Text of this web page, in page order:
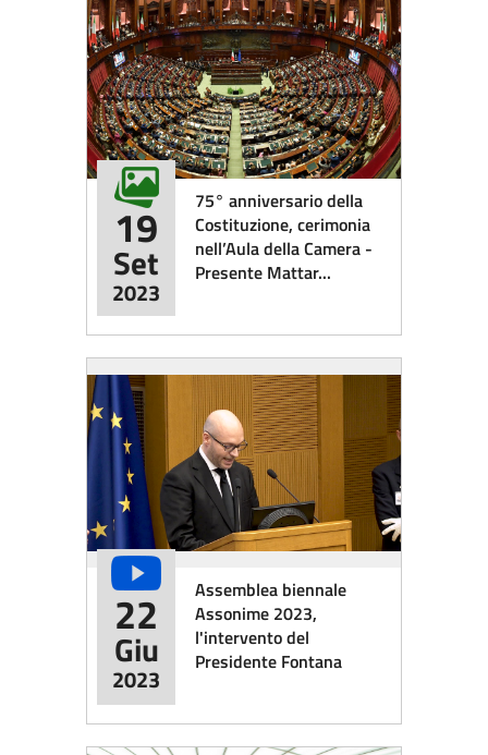
75° anniversario della
Costituzione, cerimonia
nell’Aula della Camera -
Presente Mattar...
19
Set
2023
Assemblea biennale
Assonime 2023,
l'intervento del
Presidente Fontana
22
Giu
2023